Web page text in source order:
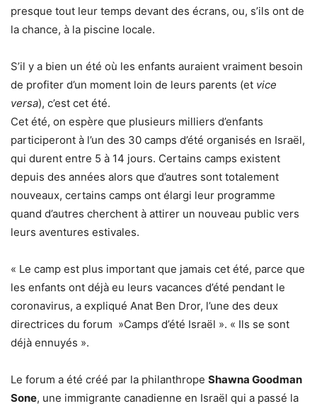
presque tout leur temps devant des écrans, ou, s’ils ont de
la chance, à la piscine locale.
S’il y a bien un été où les enfants auraient vraiment besoin
de profiter d’un moment loin de leurs parents (et vice
versa), c’est cet été.
Cet été, on espère que plusieurs milliers d’enfants
participeront à l’un des 30 camps d’été organisés en Israël,
qui durent entre 5 à 14 jours. Certains camps existent
depuis des années alors que d’autres sont totalement
nouveaux, certains camps ont élargi leur programme
quand d’autres cherchent à attirer un nouveau public vers
leurs aventures estivales.
« Le camp est plus important que jamais cet été, parce que
les enfants ont déjà eu leurs vacances d’été pendant le
coronavirus, a expliqué Anat Ben Dror, l’une des deux
directrices du forum »Camps d’été Israël ». « Ils se sont
déjà ennuyés ».
Le forum a été créé par la philanthrope Shawna Goodman
Sone, une immigrante canadienne en Israël qui a passé la